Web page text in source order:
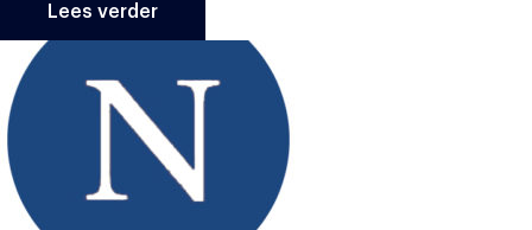
Lees verder